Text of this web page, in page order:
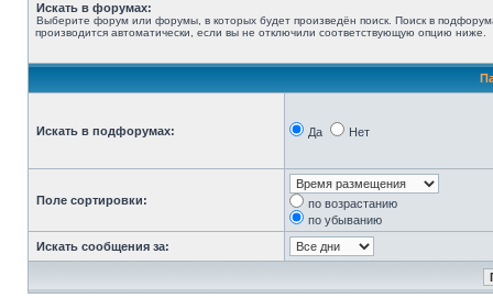
Искать в форумах:
Выберите форум или форумы, в которых будет произведён поиск. Поиск в
производится автоматически, если вы не отключили соответствующую опцию ниже.
Искать в подфорумах: Да Нет
Поле сортировки:
по возрастанию
по убыванию
Искать сообщения за: